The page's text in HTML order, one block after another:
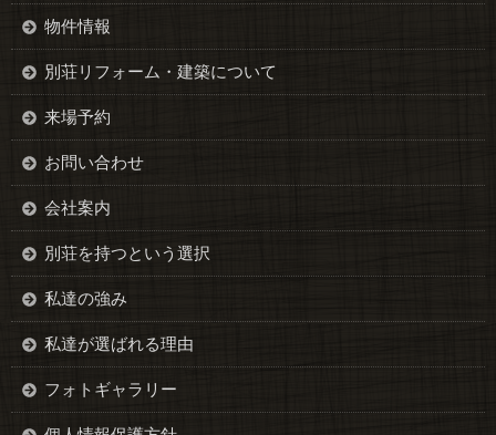
物件情報
別荘リフォーム・建築について
来場予約
お問い合わせ
会社案内
別荘を持つという選択
私達の強み
私達が選ばれる理由
フォトギャラリー